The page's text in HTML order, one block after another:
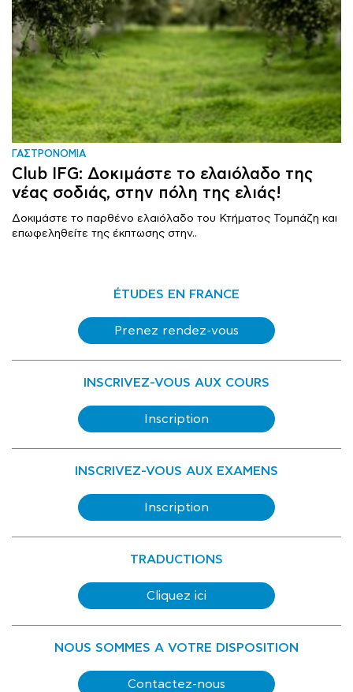
ΓΑΣΤΡΟΝΟΜΙΑ
Club IFG: Δοκιμάστε το ελαιόλαδο της
νέας σοδιάς, στην πόλη της ελιάς!
Δοκιμάστε το παρθένο ελαιόλαδο του Κτήματος Τομπάζη και
επωφεληθείτε της έκπτωσης στην..
ÉTUDES EN FRANCE
Prenez rendez-vous
INSCRIVEZ-VOUS AUX COURS
Inscription
INSCRIVEZ-VOUS AUX EXAMENS
Inscription
TRADUCTIONS
Cliquez ici
NOUS SOMMES A VOTRE DISPOSITION
Contactez-nous